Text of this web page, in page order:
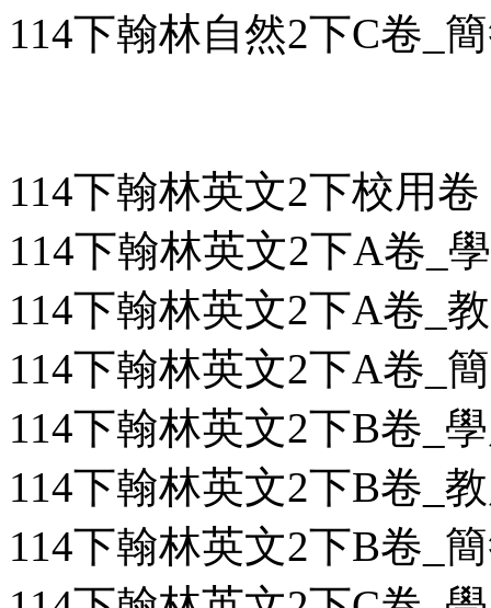
114下翰林自然2下C卷_
114下翰林英文2下校用卷
114下翰林英文2下A卷_
114下翰林英文2下A卷_
114下翰林英文2下A卷_
114下翰林英文2下B卷_
114下翰林英文2下B卷_
114下翰林英文2下B卷_